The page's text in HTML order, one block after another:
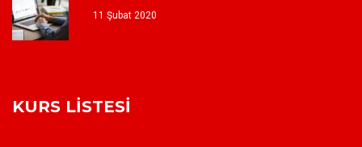
11 Şubat 2020
KURS LISTESI